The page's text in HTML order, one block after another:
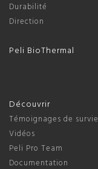
Durabilité
Direction
Peli BioThermal
Découvrir
Témoignages de survie
Vidéos
Peli Pro Team
Documentation